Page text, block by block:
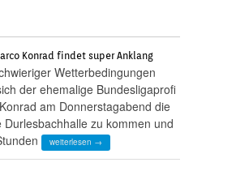
Konrad findet super Anklang
Wetterbedingungen
der ehemalige Bundesligaprofi
am Donnerstagabend die
Durlesbachhalle zu kommen und
weiterlesen →